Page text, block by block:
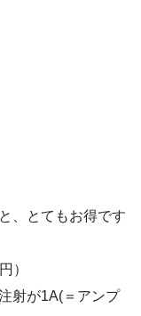
、とてもお得です
）
射が1A(＝アンプ